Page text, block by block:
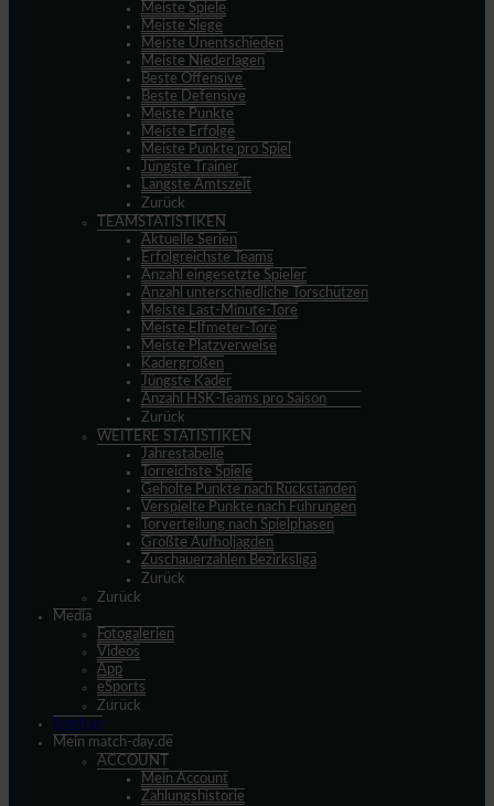
Meiste Spiele
Meiste Siege
Meiste Unentschieden
Meiste Niederlagen
Beste Offensive
Beste Defensive
Meiste Punkte
Meiste Erfolge
Meiste Punkte pro Spiel
Jüngste Trainer
Längste Amtszeit
Zurück
TEAMSTATISTIKEN
Aktuelle Serien
Erfolgreichste Teams
Anzahl eingesetzte Spieler
Anzahl unterschiedliche Torschützen
Meiste Last-Minute-Tore
Meiste Elfmeter-Tore
Meiste Platzverweise
Kadergrößen
Jüngste Kader
Anzahl HSK-Teams pro Saison
Zurück
WEITERE STATISTIKEN
Jahrestabelle
Torreichste Spiele
Geholte Punkte nach Rückständen
Verspielte Punkte nach Führungen
Torverteilung nach Spielphasen
Größte Aufholjagden
Zuschauerzahlen Bezirksliga
Zurück
Zurück
Media
Fotogalerien
Videos
App
eSports
Zurück
Spieltag
Mein match-day.de
ACCOUNT
Mein Account
Zahlungshistorie